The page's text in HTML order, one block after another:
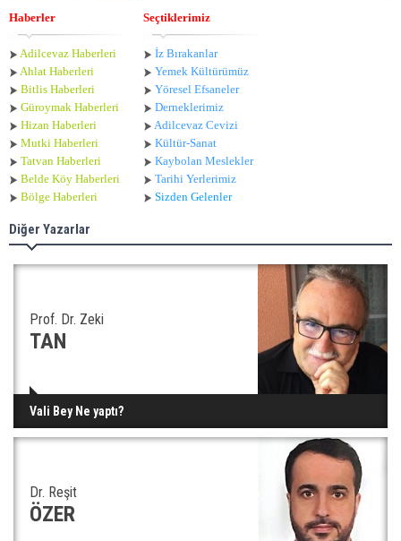
Haberler
Adilcevaz Haberleri
Ahlat Haberleri
Bitlis Haberleri
Güroymak Haberleri
Hizan Haberleri
Mutki Haberleri
Tatvan Haberleri
Belde Köy Haberleri
Bölge Haberleri
Seçtiklerimiz
İz Bırakanlar
Yemek Kültürümüz
Yöresel Efsaneler
Derneklerimiz
Adilcevaz Cevizi
Kültür-Sanat
Kaybolan Meslekler
Tarihi Yerlerimiz
Sizden Gelenler
Diğer Yazarlar
Prof. Dr. Zeki
TAN
Vali Bey Ne yaptı?
Dr. Reşit
ÖZER